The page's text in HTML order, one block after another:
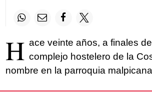
H ace veinte años, a finales
complejo hostelero de la
nombre en la parroquia